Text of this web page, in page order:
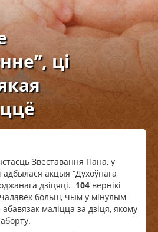
ці
Звеставання Пана, у
адбылася акцыя “Духоўнага
дзіцяці. 104 вернікі
больш, чым у мінулым
маліцца за дзіця, якому